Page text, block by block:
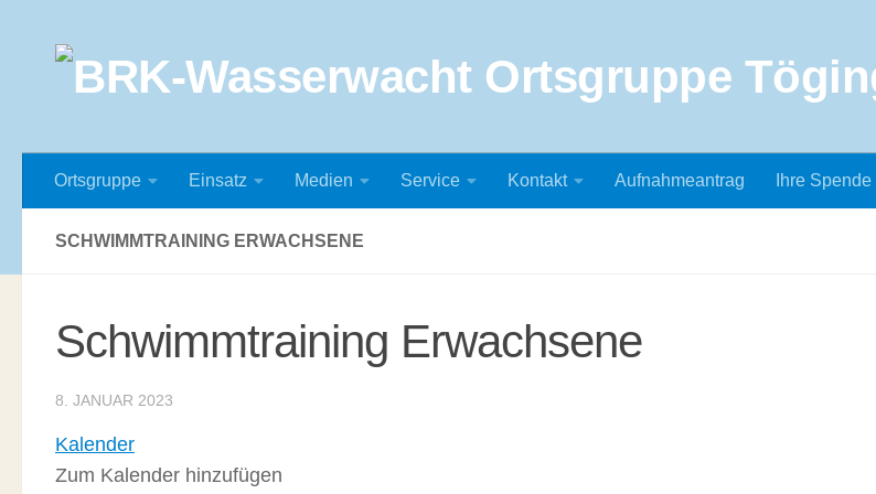
Ortsgruppe Einsatz Medien Service Kontakt Aufnahmeantrag Ihre Spende
SCHWIMMTRAINING ERWACHSENE
Schwimmtraining Erwachsene
8. JANUAR 2023
Kalender
Zum Kalender hinzufügen